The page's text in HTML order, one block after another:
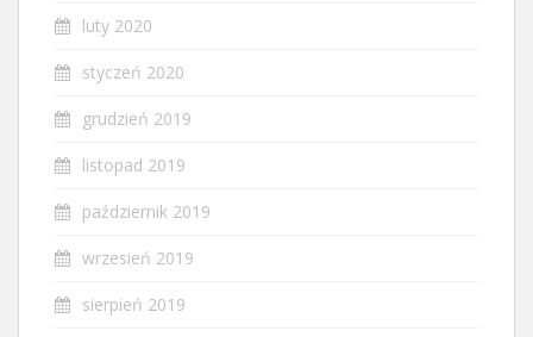
luty 2020
styczeń 2020
grudzień 2019
listopad 2019
październik 2019
wrzesień 2019
sierpień 2019